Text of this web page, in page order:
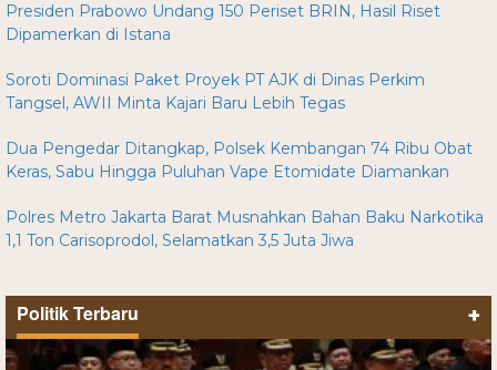
Presiden Prabowo Undang 150 Periset BRIN, Hasil Riset
Dipamerkan di Istana
Soroti Dominasi Paket Proyek PT AJK di Dinas Perkim
Tangsel, AWII Minta Kajari Baru Lebih Tegas
Dua Pengedar Ditangkap, Polsek Kembangan 74 Ribu Obat
Keras, Sabu Hingga Puluhan Vape Etomidate Diamankan
Polres Metro Jakarta Barat Musnahkan Bahan Baku Narkotika
1,1 Ton Carisoprodol, Selamatkan 3,5 Juta Jiwa
Politik Terbaru +